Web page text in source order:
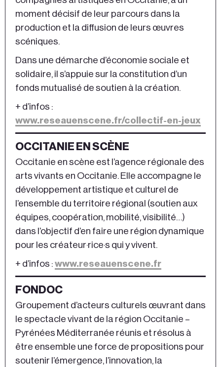
moment décisif de leur parcours dans la
production et la diffusion de leurs œuvres
scéniques.
Dans une démarche d’économie sociale et
solidaire, il s’appuie sur la constitution d’un
fonds mutualisé de soutien à la création.
+ d’infos :
www.reseauenscene.fr/collectif-en-jeux
OCCITANIE EN SCÈNE
Occitanie en scène est l’agence régionale des
arts vivants en Occitanie. Elle accompagne le
développement artistique et culturel de
l’ensemble du territoire régional (soutien aux
équipes, coopération, mobilité, visibilité…)
dans l’objectif d’en faire une région dynamique
pour les créateur·rice·s qui y vivent.
+ d’infos : www.reseauenscene.fr
FONDOC
Groupement d’acteurs culturels œuvrant dans
le spectacle vivant de la région Occitanie –
Pyrénées Méditerranée réunis et résolus à
être ensemble une force de propositions pour
soutenir l’émergence, l’innovation, la